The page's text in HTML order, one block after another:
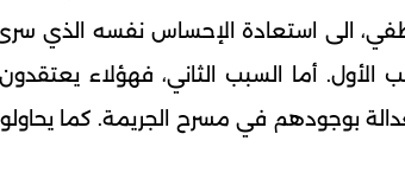
الى استعادة الإحساس نفسه الذي
الأول. أما السبب الثاني، فهؤلاء
بوجودهم في مسرح الجريمة. كما